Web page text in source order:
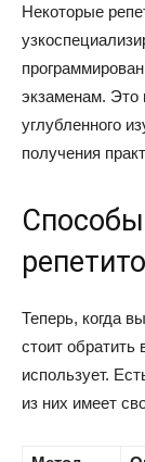
Некоторые
экзаменам. Это
углубленного
получения
Теперь, когда
стоит
использует.
из них имеет